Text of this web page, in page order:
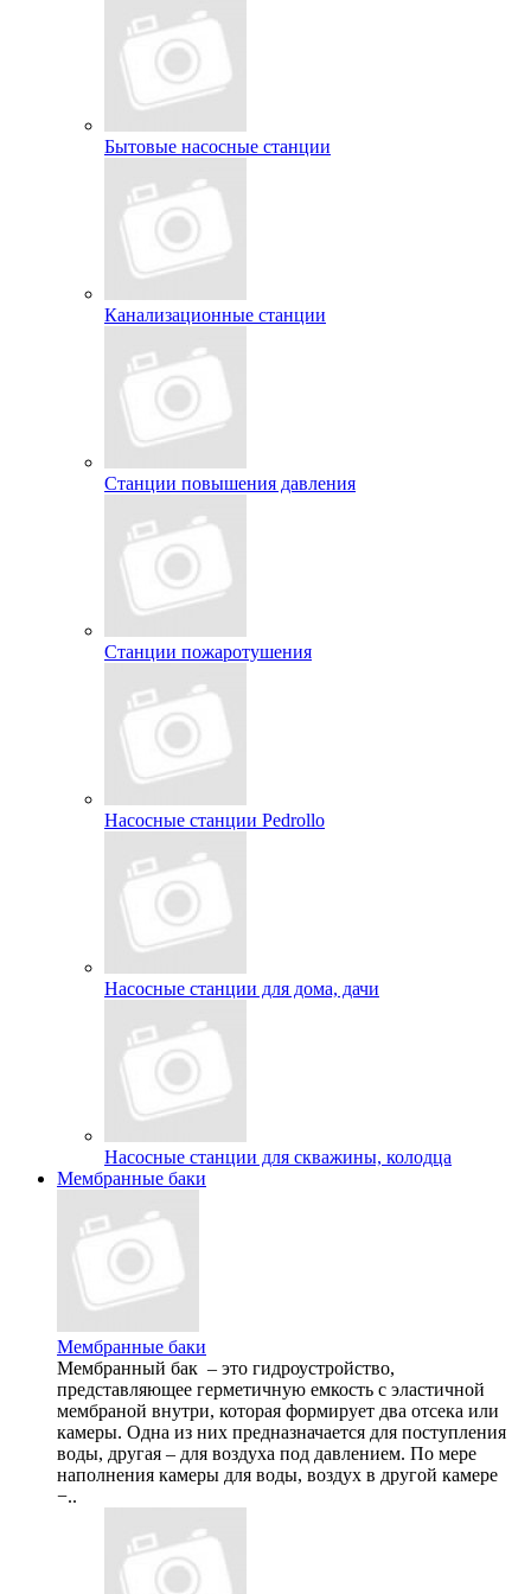
Бытовые насосные станции
Канализационные станции
Станции повышения давления
Станции пожаротушения
Насосные станции Pedrollo
Насосные станции для дома, дачи
Насосные станции для скважины, колодца
Мембранные баки
Мембранные баки
Мембранный бак – это гидроустройство,
представляющее герметичную емкость с эластичной
мембраной внутри, которая формирует два отсека или
камеры. Одна из них предназначается для поступления
воды, другая – для воздуха под давлением. По мере
наполнения камеры для воды, воздух в другой камере
−..